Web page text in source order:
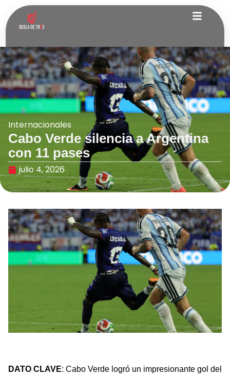
Internacionales
Cabo Verde silencia a Argentina
con 11 pases
julio 4, 2026
DATO CLAVE: Cabo Verde logró un impresionante gol del